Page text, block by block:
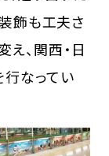
飾も工夫さ
、関西・日
なってい